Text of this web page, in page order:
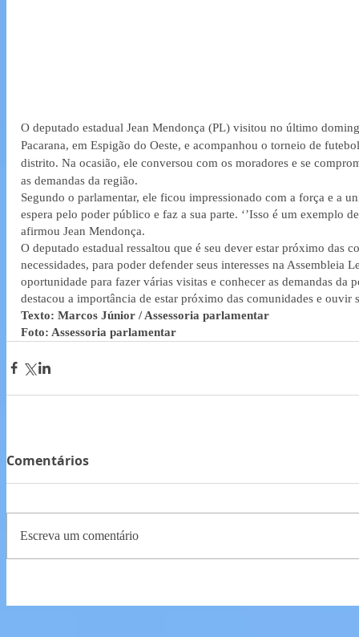
O deputado estadual Jean Mendonça (PL) visitou no último
Pacarana, em Espigão do Oeste, e acompanhou o torneio de
distrito. Na ocasião, ele conversou com os moradores e se
as demandas da região.
Segundo o parlamentar, ele ficou impressionado com a força e a
espera pelo poder público e faz a sua parte. ‘’Isso é um exemplo
afirmou Jean Mendonça.
O deputado estadual ressaltou que é seu dever estar próximo das
necessidades, para poder defender seus interesses na Assembleia
oportunidade para fazer várias visitas e conhecer as demandas da
destacou a importância de estar próximo das comunidades e ouvir
Texto: Marcos Júnior / Assessoria parlamentar
Foto: Assessoria parlamentar
Comentários
Escreva um comentário